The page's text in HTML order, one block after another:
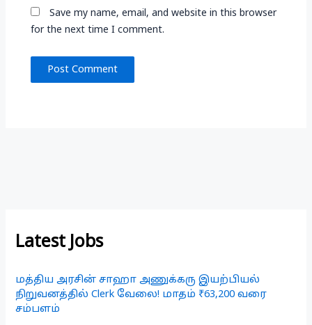
Save my name, email, and website in this browser
for the next time I comment.
Latest Jobs
மத்திய அரசின் சாஹா அணுக்கரு இயற்பியல்
நிறுவனத்தில் Clerk வேலை! மாதம் ₹63,200 வரை
சம்பளம்